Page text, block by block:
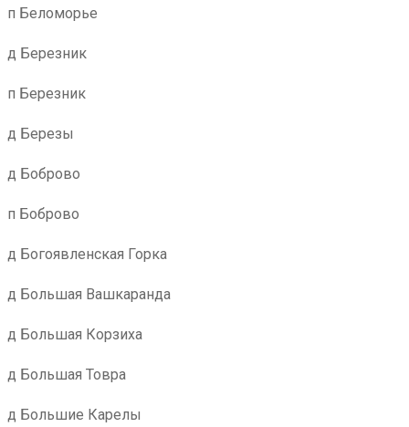
п Беломорье
д Березник
п Березник
д Березы
д Боброво
п Боброво
д Богоявленская Горка
д Большая Вашкаранда
д Большая Корзиха
д Большая Товра
д Большие Карелы